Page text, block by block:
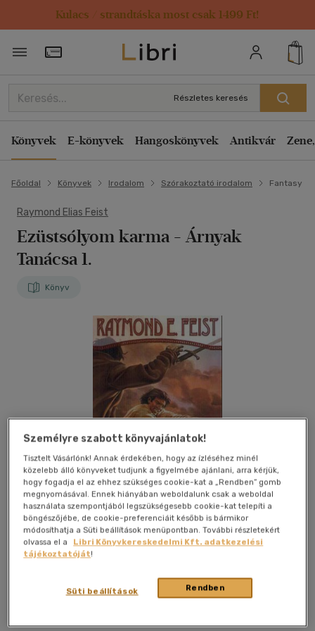
Kulacs / strandtáska most csak 1499 Ft!
Törzsvásárlói Kártya adatai
Részletes keresés
Könyvek E-könyvek Hangoskönyvek Antikvár
Főoldal Könyvek Irodalom Szórakoztató irodalom Fantasy
Raymond Elias Feist
Ezüstsólyom karma - Árnyak
Tanácsa 1.
Könyv
Kívánságlistához adom
Személyre szabott könyvajánlatok!
Tisztelt Vásárlónk! Annak érdekében, hogy az ízléséhez minél
közelebb álló könyveket tudjunk a figyelmébe ajánlani, arra kérjük,
hogy fogadja el az ehhez szükséges cookie-kat a „Rendben” gomb
megnyomásával. Ennek hiányában weboldalunk csak a weboldal
használata szempontjából legszükségesebb cookie-kat telepíti a
böngészőjébe, de cookie-preferenciáit később is bármikor
módosíthatja a Süti beállítások menüpontban. További részletekért
olvassa el a
Libri Könyvkereskedelmi Kft. adatkezelési
tájékoztatóját!
Rendben
Süti beállítások